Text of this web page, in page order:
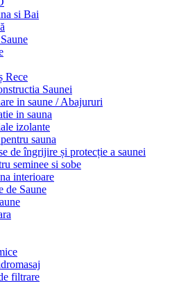
si Bai
Rece
Saunei
in saune / Abajururi
in sauna
izolante
sauna
de îngrijire și protecție a saunei
seminee si sobe
interioare
de Saune
filtrare